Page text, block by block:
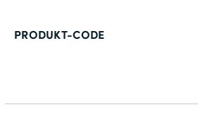
PRODUKT-CODE